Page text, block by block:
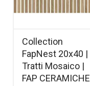
Collection
FapNest 20x40 |
Tratti Mosaico |
FAP CERAMICHE